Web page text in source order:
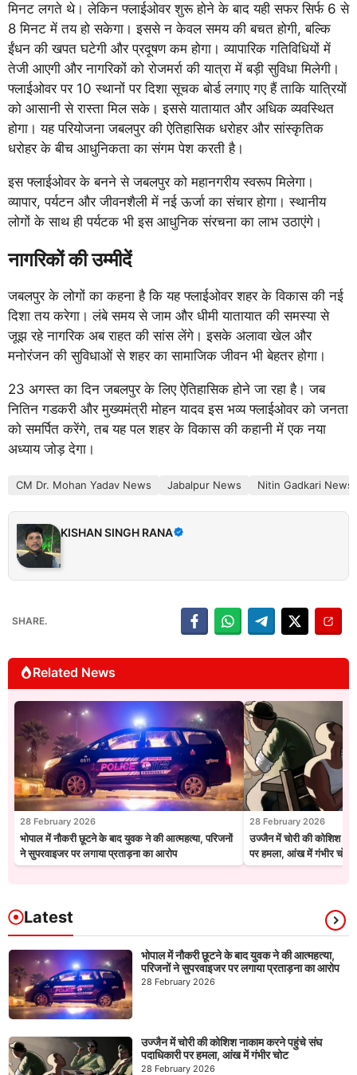
मिनट लगते थे। लेकिन फ्लाईओवर शुरू होने के बाद यही सफर सिर्फ 6 से
8 मिनट में तय हो सकेगा। इससे न केवल समय की बचत होगी, बल्कि
ईंधन की खपत घटेगी और प्रदूषण कम होगा। व्यापारिक गतिविधियों में
तेजी आएगी और नागरिकों को रोजमर्रा की यात्रा में बड़ी सुविधा मिलेगी।
फ्लाईओवर पर 10 स्थानों पर दिशा सूचक बोर्ड लगाए गए हैं ताकि यात्रियों
को आसानी से रास्ता मिल सके। इससे यातायात और अधिक व्यवस्थित
होगा। यह परियोजना जबलपुर की ऐतिहासिक धरोहर और सांस्कृतिक
धरोहर के बीच आधुनिकता का संगम पेश करती है।
इस फ्लाईओवर के बनने से जबलपुर को महानगरीय स्वरूप मिलेगा।
व्यापार, पर्यटन और जीवनशैली में नई ऊर्जा का संचार होगा। स्थानीय
लोगों के साथ ही पर्यटक भी इस आधुनिक संरचना का लाभ उठाएंगे।
नागरिकों की उम्मीदें
जबलपुर के लोगों का कहना है कि यह फ्लाईओवर शहर के विकास की नई
दिशा तय करेगा। लंबे समय से जाम और धीमी यातायात की समस्या से
जूझ रहे नागरिक अब राहत की सांस लेंगे। इसके अलावा खेल और
मनोरंजन की सुविधाओं से शहर का सामाजिक जीवन भी बेहतर होगा।
23 अगस्त का दिन जबलपुर के लिए ऐतिहासिक होने जा रहा है। जब
नितिन गडकरी और मुख्यमंत्री मोहन यादव इस भव्य फ्लाईओवर को जनता
को समर्पित करेंगे, तब यह पल शहर के विकास की कहानी में एक नया
अध्याय जोड़ देगा।
CM Dr. Mohan Yadav News Jabalpur News Nitin Gadkari News
KISHAN SINGH RANA
SHARE.
Related News
28 February 2026
भोपाल में नौकरी छूटने के बाद युवक ने की आत्महत्या, परिजनों
ने सुपरवाइजर पर लगाया प्रताड़ना का आरोप
28 February 2026
उज्जैन में चोरी की कोशिश
पर हमला, आंख में गंभीर चोट
Latest
भोपाल में नौकरी छूटने के बाद युवक ने की आत्महत्या,
परिजनों ने सुपरवाइजर पर लगाया प्रताड़ना का आरोप
28 February 2026
उज्जैन में चोरी की कोशिश नाकाम करने पहुंचे संघ
पदाधिकारी पर हमला, आंख में गंभीर चोट
28 February 2026